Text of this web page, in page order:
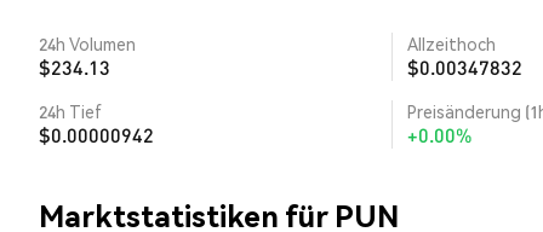
24h Volumen
$234.13
Allzeithoch
$0.00347832
24h Tief
$0.00000942
Preisänderung
+0.00%
Marktstatistiken für PUN